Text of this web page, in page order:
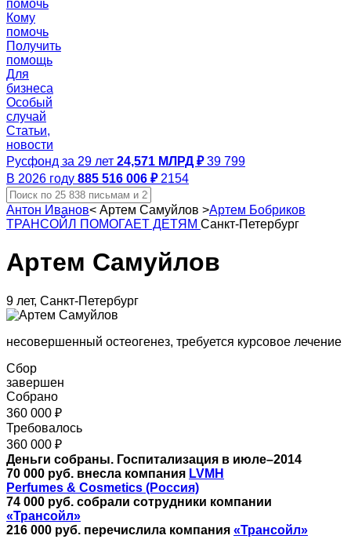
помочь
Кому
помочь
Получить
помощь
Для
бизнеса
Особый
случай
Статьи,
новости
Русфонд за 29 лет 24,571 МЛРД ₽ 39 799
В 2026 году 885 516 006 ₽ 2154
Антон Иванов< Артем Самуйлов >Артем Бобриков
ТРАНСОЙЛ ПОМОГАЕТ ДЕТЯМ Санкт-Петербург
Артем Самуйлов
9 лет, Санкт-Петербург
несовершенный остеогенез, требуется курсовое лечение
Сбор
завершен
Собрано
360 000 ₽
Требовалось
360 000 ₽
Деньги собраны. Госпитализация в июле–2014
70 000 руб. внесла компания LVMH
Perfumes & Cosmetics (Россия)
74 000 руб. собрали сотрудники компании
«Трансойл»
216 000 руб. перечислила компания «Трансойл»